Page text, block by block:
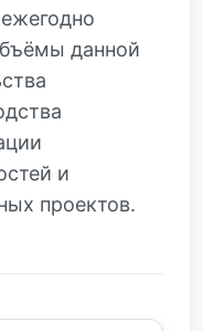
данной
и
проектов.